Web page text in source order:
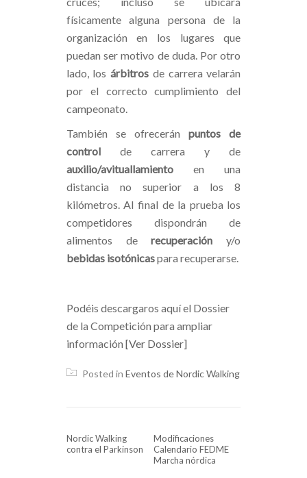
físicamente alguna persona de la
organización en los lugares que
puedan ser motivo de duda. Por otro
lado, losárbitros de carrera velarán
por el correcto cumplimiento del
campeonato.
También se ofreceránpuntos de
controlde carrera y de
auxilio/avituallamientoen una
distancia no superior a los 8
kilómetros. Al final de la prueba los
competidores dispondrán de
alimentos derecuperación y/o
bebidas isotónicaspara recuperarse.
Podéis descargaros aquí el Dossier
de la Competición para ampliar
información [Ver Dossier]
Posted in Eventos de Nordic Walking
Nordic Walking
contra el Parkinson
Modificaciones
Calendario FEDME
Marcha nórdica